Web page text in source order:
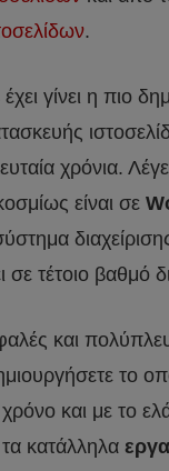
.
γίνει η πιο
χρόνια.
είναι σε
σε τέτοιο βαθμό
και
το
και με το
τα κατάλληλα